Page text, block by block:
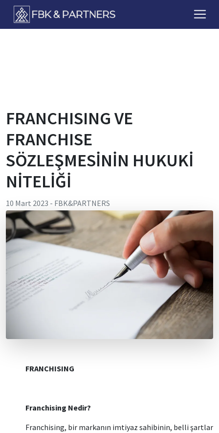
FbkPartners
FRANCHISING VE
FRANCHISE
SÖZLEŞMESİNİN HUKUKİ
NİTELİĞİ
10 Mart 2023 - FBK&PARTNERS
FRANCHISING
Franchising Nedir?
Franchising, bir markanın imtiyaz sahibinin, belli şartlar